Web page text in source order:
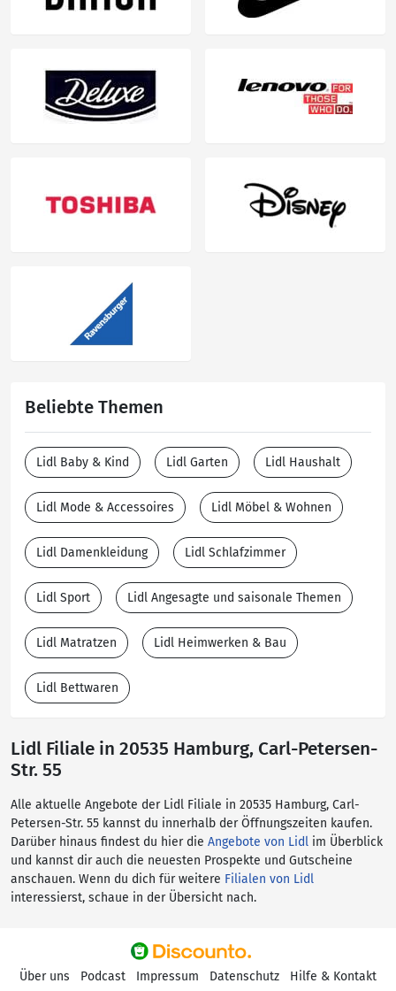
Beliebte Themen
Lidl Baby & Kind Lidl Garten Lidl Haushalt
Lidl Mode & Accessoires Lidl Möbel & Wohnen
Lidl Damenkleidung Lidl Schlafzimmer
Lidl Sport Lidl Angesagte und saisonale Themen
Lidl Matratzen Lidl Heimwerken & Bau
Lidl Bettwaren
Lidl Filiale in 20535 Hamburg, Carl-Petersen-
Str. 55
Alle aktuelle Angebote der Lidl Filiale in 20535 Hamburg, Carl-
Petersen-Str. 55 kannst du innerhalb der Öffnungszeiten kaufen.
Darüber hinaus findest du hier die Angebote von Lidl im Überblick
und kannst dir auch die neuesten Prospekte und Gutscheine
anschauen. Wenn du dich für weitere Filialen von Lidl
interessierst, schaue in der Übersicht nach.
Über uns Podcast Impressum Datenschutz Hilfe & Kontakt